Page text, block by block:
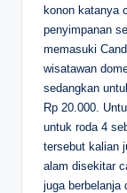
konon katanya
penyimpanan
memasuki
wisatawan
sedangkan
Rp 20.000.
untuk roda 4
tersebut kalian
alam disekitar
juga berbelanja